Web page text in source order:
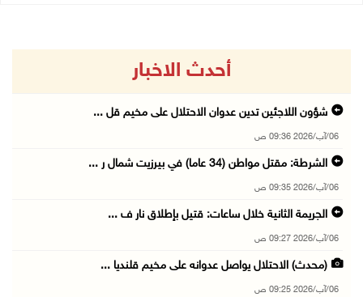
أحدث الاخبار
شؤون اللاجئين تدين عدوان الاحتلال على مخيم قل ...
06/آب/2026 09:36 ص
الشرطة: مقتل مواطن (34 عاما) في بيرزيت شمال ر ...
06/آب/2026 09:35 ص
الجريمة الثانية خلال ساعات: قتيل بإطلاق نار ف ...
06/آب/2026 09:27 ص
(محدث) الاحتلال يواصل عدوانه على مخيم قلنديا ...
06/آب/2026 09:25 ص